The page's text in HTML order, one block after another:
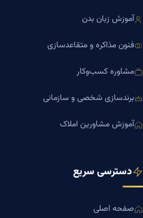
آموزش زبان بدن
فنون مذاکره و متقاعدسازی
مشاوره کسب‌وکار
برندسازی شخصی و سازمانی
آموزش مشاورین املاک
دسترسی سریع
صفحه اصلی